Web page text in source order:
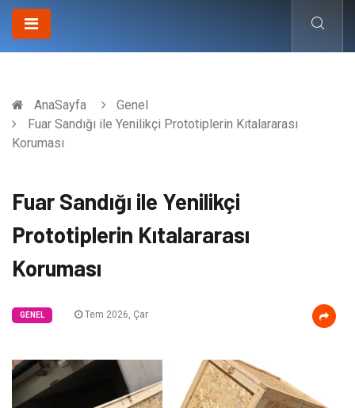
AnaSayfa
Genel
Fuar Sandığı ile Yenilikçi Prototiplerin Kıtalararası
Koruması
Fuar Sandığı ile Yenilikçi
Prototiplerin Kıtalararası
Koruması
GENEL Tem 2026, Çar